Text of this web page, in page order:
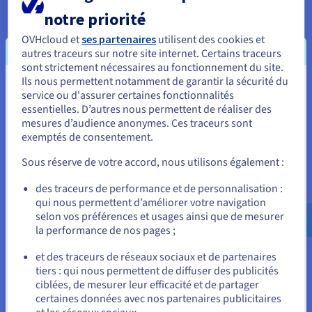
Vous disposez d'un accès administratif à votre
environnement serveur, afin de tirer le meilleur parti des
ressources matérielles qui vous sont allouées. Avec cet
environnement dédié, vous êtes libre de gérer votre
espace d'hébergement comme bon vous semble.
Gestion facile et indépendance
En optant pour un serveur privé virtuel, vous pouvez
vous concentrer sur votre cœur de métier sans avoir à
vous soucier des contraintes matérielles, comme la mise
à niveau des composants. Vous êtes libre de gérer et de
configurer votre VPS, avec un choix de systèmes
Vous semblez être localisé en États-
Unis.
Pour commander, rendez-vous sur le site de votre pays (États-
Allez sur le site États-Unis
us.ovhcloud.com/vps Anglais USD - $
ou
Rester sur le site actuel
notre priorité
OVHcloud etses partenaires utilisent des cookies et
autres traceurs sur notre site internet. Certains traceurs
sont strictement nécessaires au fonctionnement du site.
Ils nous permettent notamment de garantir la sécurité du
service ou d'assurer certaines fonctionnalités
essentielles. D’autres nous permettent de réaliser des
mesures d’audience anonymes. Ces traceurs sont
exemptés de consentement.
Sous réserve de votre accord, nous utilisons également :
des traceurs de performance et de personnalisation :
qui nous permettent d’améliorer votre navigation
selon vos préférences et usages ainsi que de mesurer
la performance de nos pages ;
et des traceurs de réseaux sociaux et de partenaires
tiers : qui nous permettent de diffuser des publicités
ciblées, de mesurer leur efficacité et de partager
certaines données avec nos partenaires publicitaires